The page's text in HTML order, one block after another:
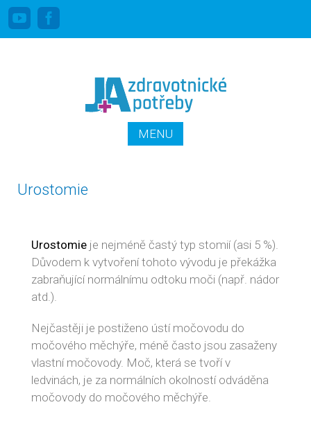
MENU
Urostomie
Urostomie je nejméně častý typ stomií (asi 5 %).
Důvodem k vytvoření tohoto vývodu je překážka
zabraňující normálnímu odtoku moči (např. nádor
atd.).
Nejčastěji je postiženo ústí močovodu do
močového měchýře, méně často jsou zasaženy
vlastní močovody. Moč, která se tvoří v
ledvinách, je za normálních okolností odváděna
močovody do močového měchýře.